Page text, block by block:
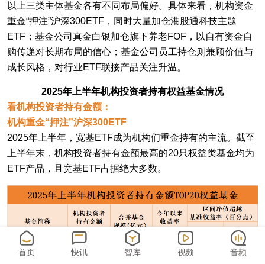
以上三类主体基金各有不同布局偏好。具体来看，机构资金
重金“押注”沪深300ETF，同时大量加仓港股通科技主题
ETF；基金公司真金白银加仓旗下养老FOF，以自有资金自
购传递对长期布局的信心；基金公司员工持仓则兼顾价值与
成长风格，对行业ETF联接产品关注升温。
2025年上半年机构投资者持有权益基金情况
看机构投资者持有金额：
机构重金“押注”沪深300ETF
2025年上半年，宽基ETF成为机构们重金持有的主流。截至
上半年末，机构投资者持有金额最高的20只权益类基金均为
ETF产品，且宽基ETF占据绝大多数。
首页 快讯 智库 视频 音频